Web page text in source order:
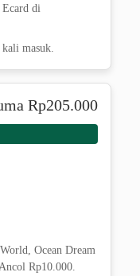
di
masuk.
Rp205.000
Ocean Dream
Rp10.000.